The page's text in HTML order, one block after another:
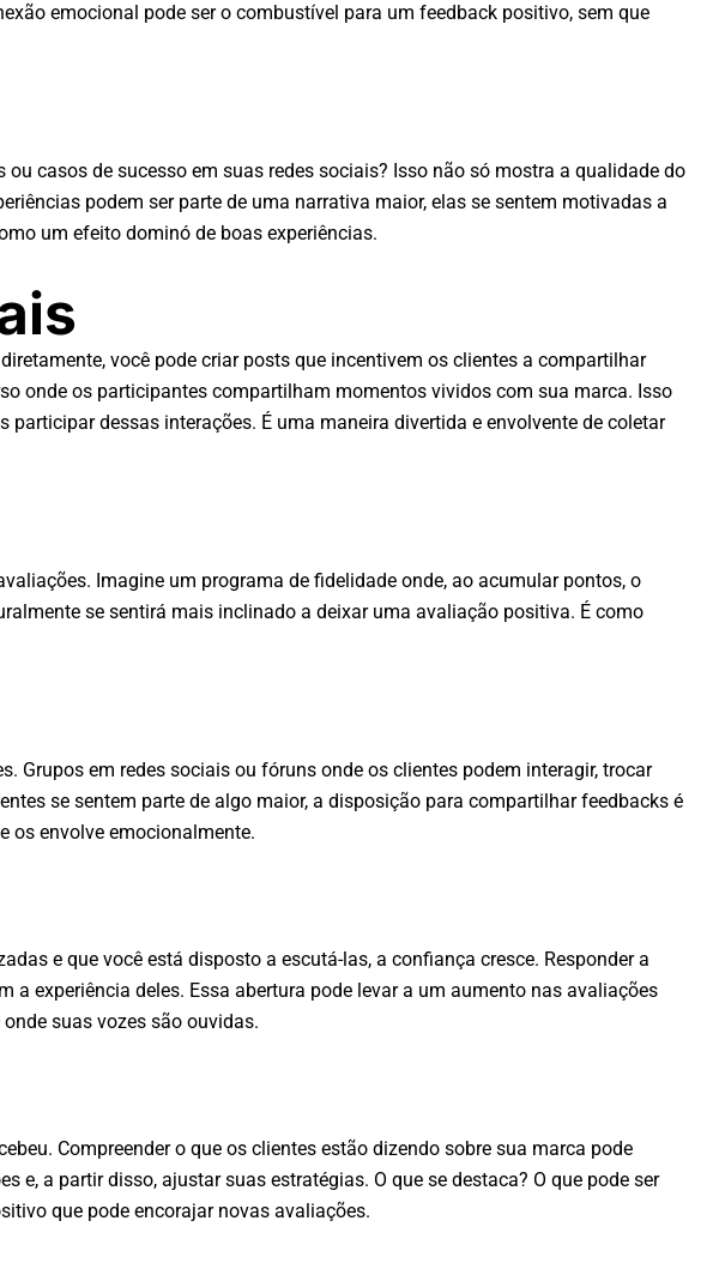
emocional pode ser o combustível para um feedback positivo, sem que
casos de sucesso em suas redes sociais? Isso não só mostra a qualidade do
podem ser parte de uma narrativa maior, elas se sentem motivadas a
um efeito dominó de boas experiências.
você pode criar posts que incentivem os clientes a compartilhar
onde os participantes compartilham momentos vividos com sua marca. Isso
dessas interações. É uma maneira divertida e envolvente de coletar
Imagine um programa de fidelidade onde, ao acumular pontos, o
se sentirá mais inclinado a deixar uma avaliação positiva. É como
Grupos em redes sociais ou fóruns onde os clientes podem interagir, trocar
se sentem parte de algo maior, a disposição para compartilhar feedbacks é
os envolve emocionalmente.
e que você está disposto a escutá-las, a confiança cresce. Responder a
experiência deles. Essa abertura pode levar a um aumento nas avaliações
suas vozes são ouvidas.
Compreender o que os clientes estão dizendo sobre sua marca pode
a partir disso, ajustar suas estratégias. O que se destaca? O que pode ser
que pode encorajar novas avaliações.